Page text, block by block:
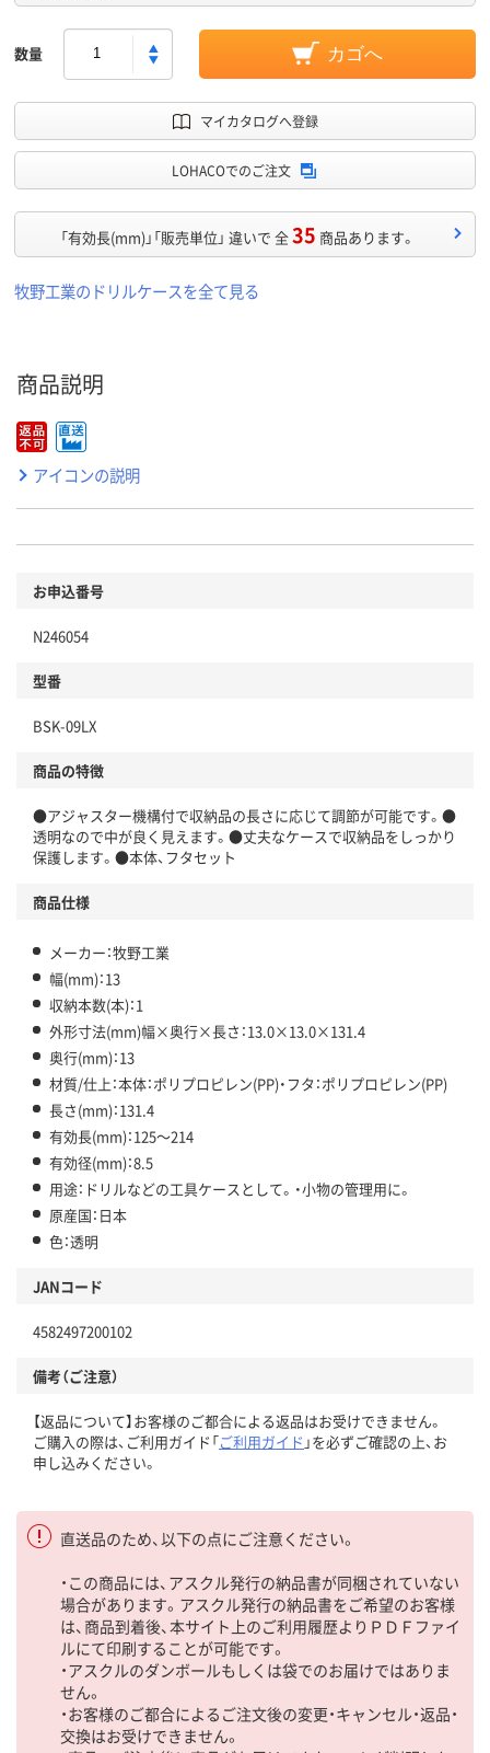
数量 カゴへ
マイカタログへ登録
LOHACOでのご注文
「有効長(mm)」「販売単位」 違いで 全35 商品あります。
牧野工業のドリルケースを全て見る
商品説明
アイコンの説明
お申込番号
N246054
型番
BSK-09LX
商品の特徴
●アジャスター機構付で収納品の長さに応じて調節が可能です。●
透明なので中が良く見えます。●丈夫なケースで収納品をしっかり
保護します。●本体、フタセット
商品仕様
メーカー：牧野工業
幅(mm)：13
収納本数(本)：1
外形寸法(mm)幅×奥行×長さ：13.0×13.0×131.4
奥行(mm)：13
材質/仕上：本体：ポリプロピレン(PP)・フタ：ポリプロピレン(PP)
長さ(mm)：131.4
有効長(mm)：125～214
有効径(mm)：8.5
用途：ドリルなどの工具ケースとして。・小物の管理用に。
原産国：日本
色：透明
JANコード
4582497200102
備考（ご注意）
【返品について】お客様のご都合による返品はお受けできません。
ご購入の際は、ご利用ガイド「ご利用ガイド 」を必ずご確認の上、お
申し込みください。
直送品のため、以下の点にご注意ください。
・この商品には、アスクル発行の納品書が同梱されていない
場合があります。アスクル発行の納品書をご希望のお客様
は、商品到着後、本サイト上のご利用履歴よりＰＤＦファイ
ルにて印刷することが可能です。
・アスクルのダンボールもしくは袋でのお届けではありま
せん。
・お客様のご都合によるご注文後の変更・キャンセル・返品・
交換はお受けできません。